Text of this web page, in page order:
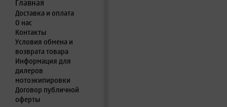
Главная
Доставка и оплата
О нас
Контакты
Условия обмена и
возврата товара
Информация для
дилеров
мотоэкипировки
Договор публичной
оферты